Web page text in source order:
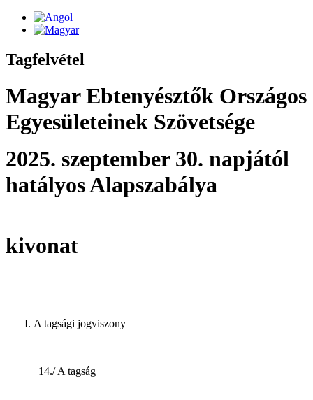
Tagfelvétel
Magyar Ebtenyésztők Országos
Egyesületeinek Szövetsége
2025. szeptember 30. napjától
hatályos Alapszabálya
kivonat
A tagsági jogviszony
14./ A tagság